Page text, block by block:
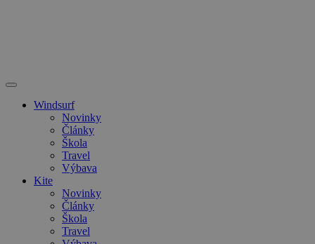
Windsurf
Novinky
Články
Škola
Travel
Výbava
Kite
Novinky
Články
Škola
Travel